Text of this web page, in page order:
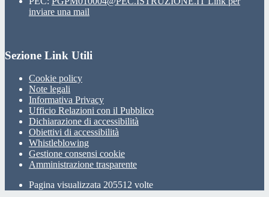
inviare una mail
Sezione Link Utili
Cookie policy
Note legali
Informativa Privacy
Ufficio Relazioni con il Pubblico
Dichiarazione di accessibilità
Obiettivi di accessibilità
Whistleblowing
Gestione consensi cookie
Amministrazione trasparente
Pagina visualizzata 205512 volte